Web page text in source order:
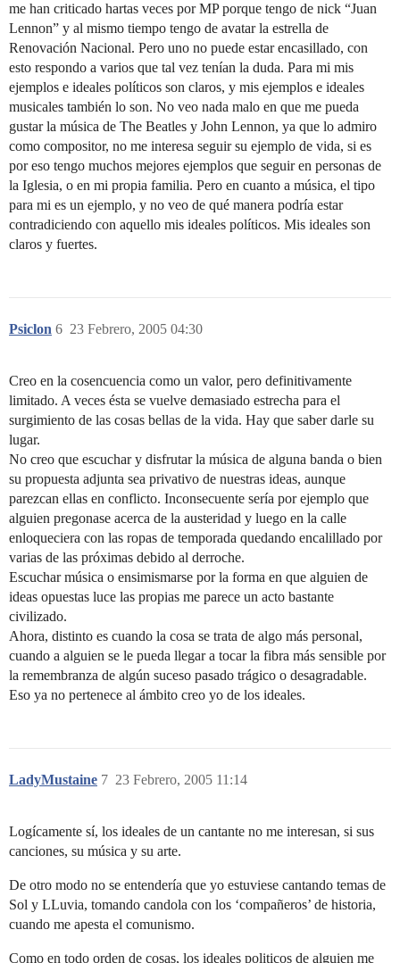
me han criticado hartas veces por MP porque tengo de nick “Juan
Lennon” y al mismo tiempo tengo de avatar la estrella de
Renovación Nacional. Pero uno no puede estar encasillado, con
esto respondo a varios que tal vez tenían la duda. Para mi mis
ejemplos e ideales políticos son claros, y mis ejemplos e ideales
musicales también lo son. No veo nada malo en que me pueda
gustar la música de The Beatles y John Lennon, ya que lo admiro
como compositor, no me interesa seguir su ejemplo de vida, si es
por eso tengo muchos mejores ejemplos que seguir en personas de
la Iglesia, o en mi propia familia. Pero en cuanto a música, el tipo
para mi es un ejemplo, y no veo de qué manera podría estar
contradiciendo con aquello mis ideales políticos. Mis ideales son
claros y fuertes.
Psiclon 23 Febrero, 2005 04:30
6
Creo en la cosencuencia como un valor, pero definitivamente
limitado. A veces ésta se vuelve demasiado estrecha para el
surgimiento de las cosas bellas de la vida. Hay que saber darle su
lugar.
No creo que escuchar y disfrutar la música de alguna banda o bien
su propuesta adjunta sea privativo de nuestras ideas, aunque
parezcan ellas en conflicto. Inconsecuente sería por ejemplo que
alguien pregonase acerca de la austeridad y luego en la calle
enloqueciera con las ropas de temporada quedando encalillado por
varias de las próximas debido al derroche.
Escuchar música o ensimismarse por la forma en que alguien de
ideas opuestas luce las propias me parece un acto bastante
civilizado.
Ahora, distinto es cuando la cosa se trata de algo más personal,
cuando a alguien se le pueda llegar a tocar la fibra más sensible por
la remembranza de algún suceso pasado trágico o desagradable.
Eso ya no pertenece al ámbito creo yo de los ideales.
LadyMustaine 23 Febrero, 2005 11:14
7
Logícamente sí, los ideales de un cantante no me interesan, si sus
canciones, su música y su arte.
De otro modo no se entendería que yo estuviese cantando temas de
Sol y LLuvia, tomando candola con los ‘compañeros’ de historia,
cuando me apesta el comunismo.
Como en todo orden de cosas, los ideales politicos de alguien me